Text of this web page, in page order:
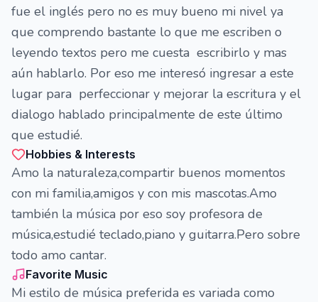
fue el inglés pero no es muy bueno mi nivel ya
que comprendo bastante lo que me escriben o
leyendo textos pero me cuesta escribirlo y mas
aún hablarlo. Por eso me interesó ingresar a este
lugar para perfeccionar y mejorar la escritura y el
dialogo hablado principalmente de este último
que estudié.
Hobbies & Interests
Amo la naturaleza,compartir buenos momentos
con mi familia,amigos y con mis mascotas.Amo
también la música por eso soy profesora de
música,estudié teclado,piano y guitarra.Pero sobre
todo amo cantar.
Favorite Music
Mi estilo de música preferida es variada como